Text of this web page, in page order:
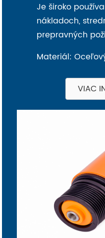
Je široko
nákladoch,
prepravných
Materiál:
VIAC